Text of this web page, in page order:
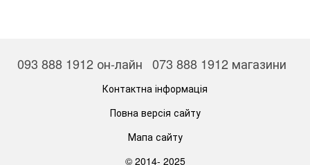
093 888 1912 он-лайн 073 888 1912 магазини
Контактна інформація
Повна версія сайту
Мапа сайту
© 2014- 2025